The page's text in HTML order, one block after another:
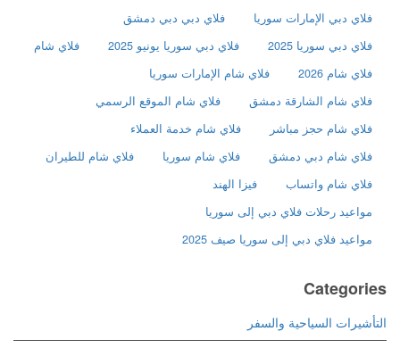
فلاي دبي الإمارات سوريا
فلاي دبي دبي دمشق
فلاي دبي سوريا 2025
فلاي دبي سوريا يونيو 2025
فلاي شام
فلاي شام 2026
فلاي شام الإمارات سوريا
فلاي شام الشارقة دمشق
فلاي شام الموقع الرسمي
فلاي شام حجز مباشر
فلاي شام خدمة العملاء
فلاي شام دبي دمشق
فلاي شام سوريا
فلاي شام للطيران
فلاي شام واتساب
فيزا الهند
مواعيد رحلات فلاي دبي إلى سوريا
مواعيد فلاي دبي إلى سوريا صيف 2025
Categories
التأشيرات السياحية والسفر